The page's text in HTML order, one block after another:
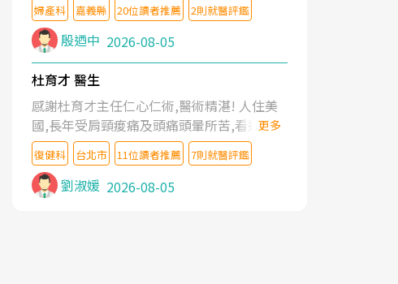
婦產科 嘉義縣 20位讀者推薦 2則就醫評鑑
殷迺中 2026-08-05
杜育才 醫生
感謝杜育才主任仁心仁術,醫術精湛! 人住美
國,長年受肩頸痠痛及頭痛頭暈所苦,看遍名醫
教授,做了各種檢查,也嘗試過西醫打針,中醫
針灸及物理徒手治療都沒有用,後來連吃到嗎
啡類止痛藥都效果有限,只是壓症狀,沒多久就
痛起來,多年失眠嚴重影響生活品質. 台灣親
更多
復健科 台北市 11位讀者推薦 7則就醫評鑑
劉淑媛 2026-08-05